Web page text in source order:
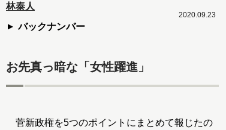
林泰人
バックナンバー
2020.09.23
お先真っ暗な「女性躍進」
菅新政権を5つのポイントにまとめて報じたの